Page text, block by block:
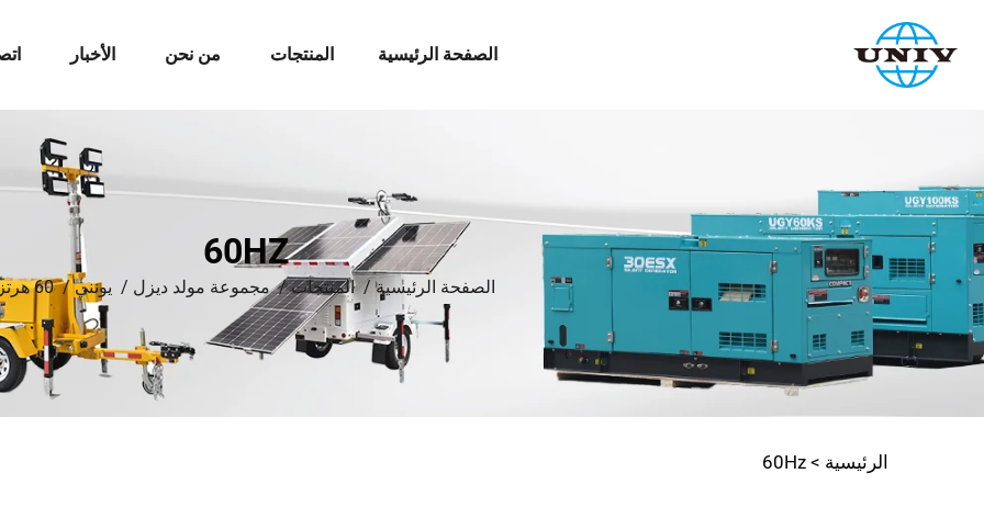
الصفحة الرئيسية المنتجات من نحن الأخبار
60HZ
الصفحة الرئيسية/المنتجات/مجموعة مولد ديزل / يونني/60 هرتز
الرئيسية > 60Hz